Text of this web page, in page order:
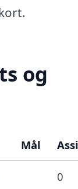
og
Mål
0